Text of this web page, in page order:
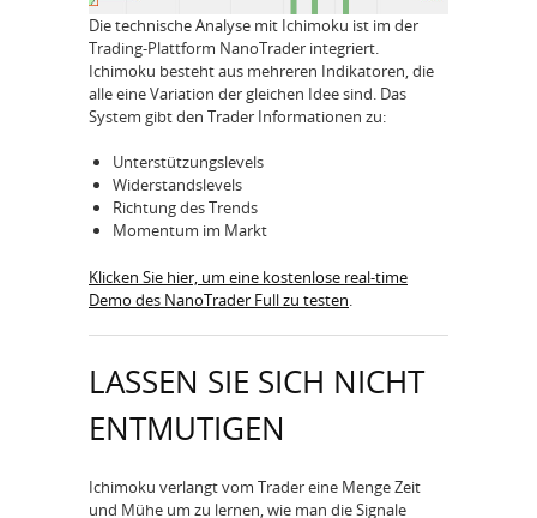
Die technische Analyse mit Ichimoku ist im der
Trading-Plattform NanoTrader integriert.
Ichimoku besteht aus mehreren Indikatoren, die
alle eine Variation der gleichen Idee sind. Das
System gibt den Trader Informationen zu:
Unterstützungslevels
Widerstandslevels
Richtung des Trends
Momentum im Markt
Klicken Sie hier, um eine kostenlose real-time
Demo des NanoTrader Full zu testen.
LASSEN SIE SICH NICHT
ENTMUTIGEN
Ichimoku verlangt vom Trader eine Menge Zeit
und Mühe um zu lernen, wie man die Signale